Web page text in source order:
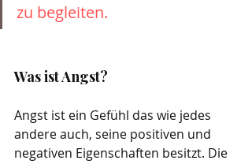
zu begleiten.
Was ist Angst?
Angst ist ein Gefühl das wie jedes
andere auch, seine positiven und
negativen Eigenschaften besitzt. Die